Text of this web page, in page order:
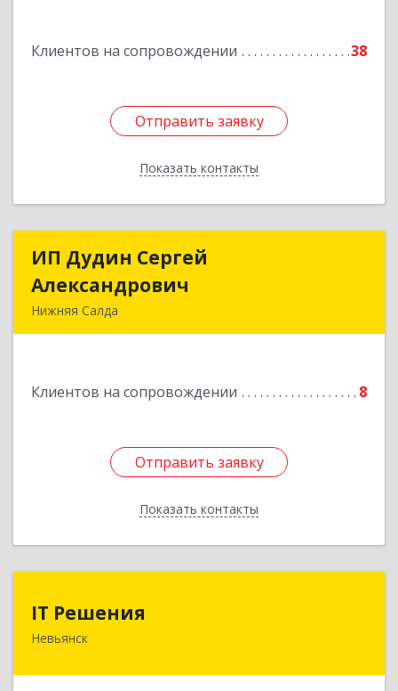
Клиентов на сопровождении 38
Отправить заявку
Показать контакты
Отправить заявку
Назад
ИП Дудин Сергей
Александрович
Нижняя Салда
Клиентов на сопровождении 8
Отправить заявку
Показать контакты
ИП Дудин Сергей
Подробнее
Отправить заявку
Назад
IT Решения
Невьянск